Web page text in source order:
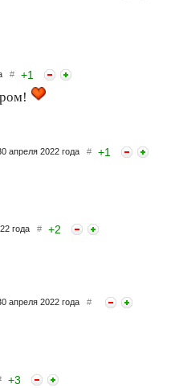
# +1
апреля 2022 года # +1
года # +2
апреля 2022 года #
+3